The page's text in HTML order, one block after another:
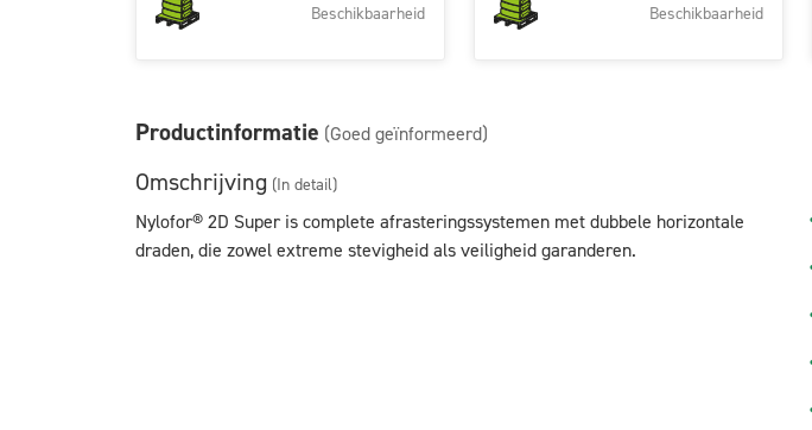
Beschikbaarheid Beschikbaarheid
Productinformatie (Goed geïnformeerd)
Omschrijving (In detail)
Nylofor® 2D Super is complete afrasteringssystemen met dubbele horizontale
draden, die zowel extreme stevigheid als veiligheid garanderen.